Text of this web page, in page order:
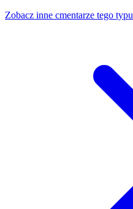
Zobacz inne cmentarze tego typu